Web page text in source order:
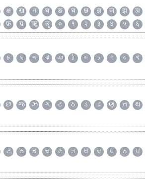
क्ष ख ग घ ङ च छ ज्ञ ज झ ञ
फ़ य़ ॠ ॡ ० १ २ ३ ४ ५ ६
চ ছ জ ঝ ঞ ঠ ড ঢ ণ ত থ
છ જ ઝ ઞ ટ ઠ ડ ઢ ણ ત થ
ਟ ਠ ਡ ਢ ਣ ਤ ਥ ਦ ਧ ਨ ਪ